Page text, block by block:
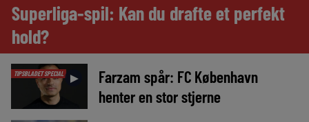
Superliga-spil: Kan du drafte et perfekt
hold?
TIPSBLADET SPECIAL ►
Farzam spår: FC København
henter en stor stjerne